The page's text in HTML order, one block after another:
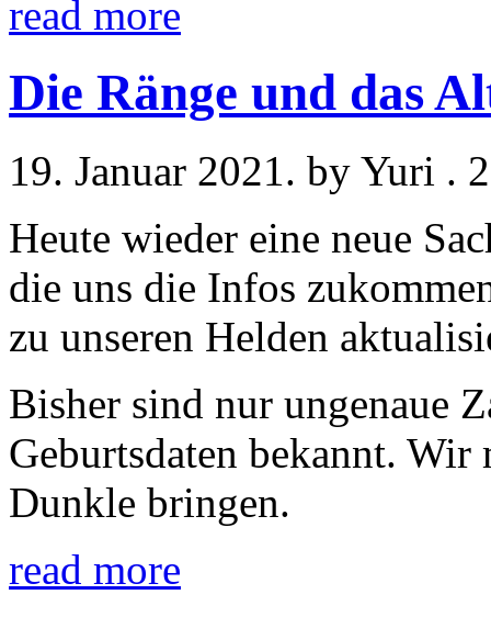
read more
Die Ränge und das
19. Januar 2021. by Yuri .
Heute wieder eine neue
die uns die Infos
zu unseren Helden
Bisher sind nur ungenaue
Geburtsdaten bekannt.
Dunkle bringen.
read more